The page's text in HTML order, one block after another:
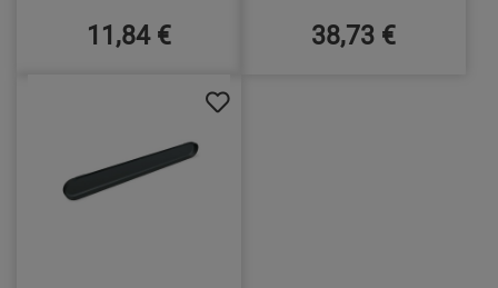
11,84 € 38,73 €